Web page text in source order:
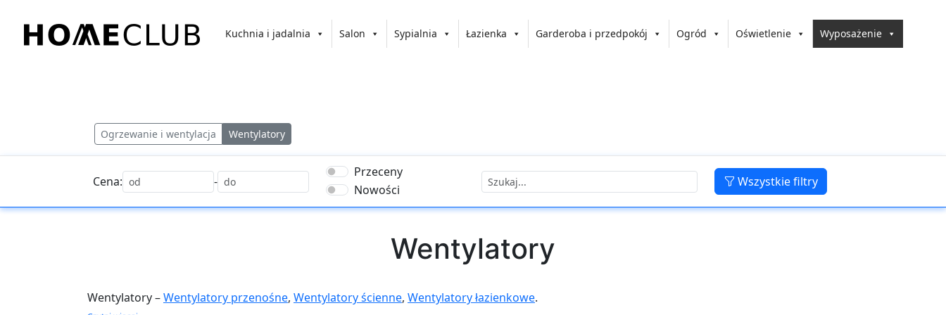
treści
Kuchnia i jadalnia Salon Sypialnia Łazienka Garderoba i przedpokój Ogród Oświetlenie Wyposażenie
Ogrzewanie i wentylacja Wentylatory
Cena: -
Przeceny
Nowości
Wszystkie filtry
Wentylatory
Wentylatory –Wentylatory przenośne, Wentylatory ścienne, Wentylatory łazienkowe.